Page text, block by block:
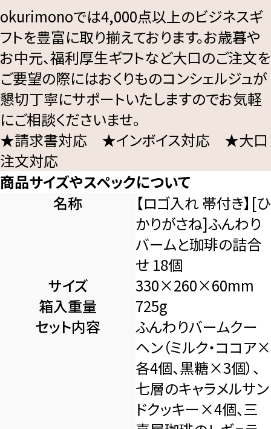
okurimonoでは4,000点以上のビジネスギ
フトを豊富に取り揃えております。お歳暮や
お中元、福利厚生ギフトなど大口のご注文を
ご要望の際にはおくりものコンシェルジュが
懇切丁寧にサポートいたしますのでお気軽
にご相談くださいませ。
★請求書対応 ★インボイス対応 ★大口
注文対応
商品サイズやスペックについて
名称
【ロゴ入れ 帯付き】[ひ
かりがさね]ふんわり
バームと珈琲の詰合
せ 18個
サイズ
330×260×60mm
箱入重量
725g
セット内容
ふんわりバームクー
ヘン（ミルク・ココア×
各4個、黒糖×3個）、
七層のキャラメルサン
ドクッキー×4個、三